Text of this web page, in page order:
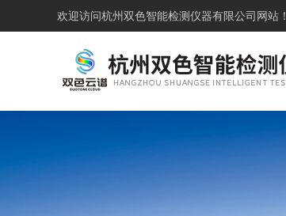
欢迎访问杭州双色智能检测仪器有限公司网站！